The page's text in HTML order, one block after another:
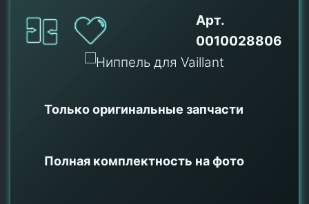
Арт.
0010028806
Только оригинальные запчасти
Полная комплектность на фото